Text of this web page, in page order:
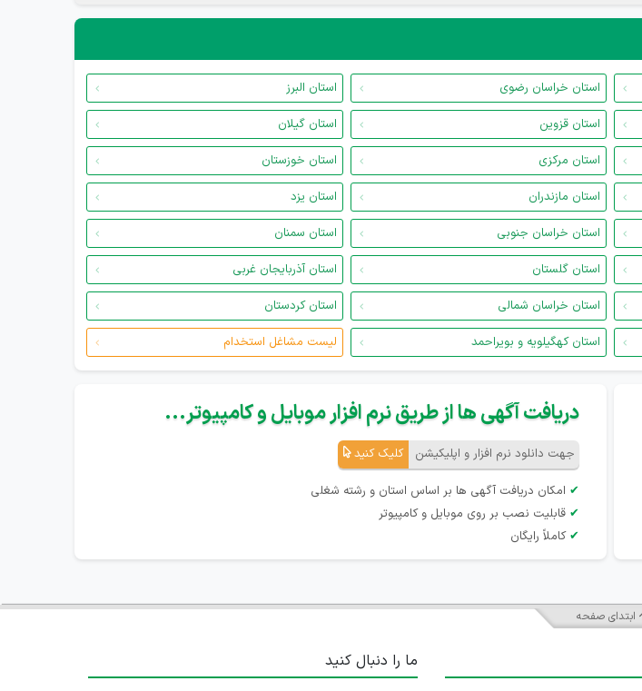
استان خراسان رضوی
استان البرز
استان قزوین
استان گیلان
استان مرکزی
استان خوزستان
استان مازندران
استان یزد
استان خراسان جنوبی
استان سمنان
استان گلستان
استان آذربایجان غربی
استان خراسان شمالی
استان کردستان
استان کهگیلویه و بویراحمد لیست مشاغل استخدام
دریافت آگهی ها از طریق نرم افزار موبایل و کامپیوتر...
جهت دانلود نرم افزار و اپلیکیشن کلیک کنید
✔ امکان دریافت آگهی ها بر اساس استان و رشته شغلی
✔ قابلیت نصب بر روی موبایل و کامپیوتر
✔ کاملاً رایگان
ابتدای صفحه
ما را دنبال کنید